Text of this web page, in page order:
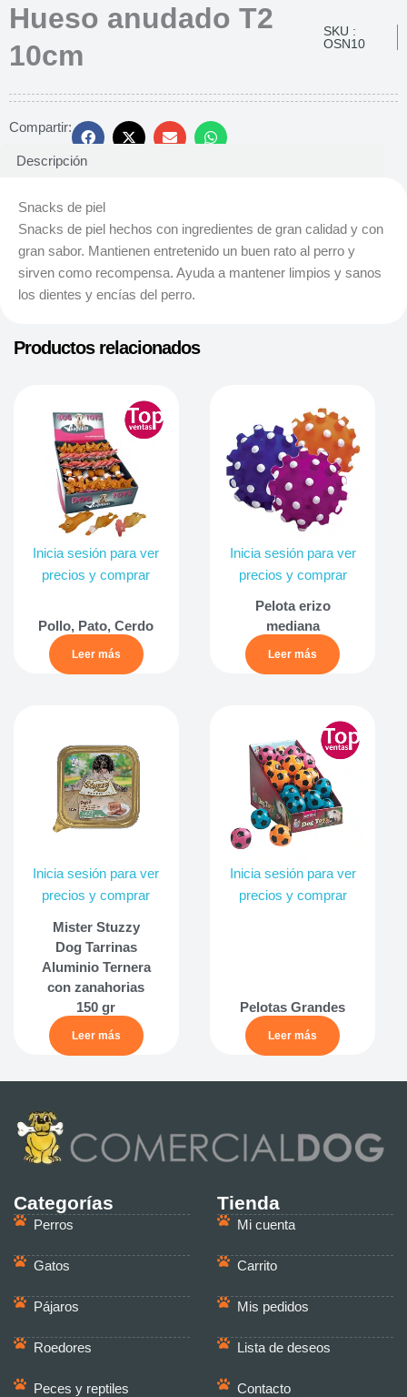
Hueso anudado T2
10cm
SKU :
OSN10
Compartir:
Descripción
Snacks de piel
Snacks de piel hechos con ingredientes de gran calidad y con
gran sabor. Mantienen entretenido un buen rato al perro y
sirven como recompensa. Ayuda a mantener limpios y sanos
los dientes y encías del perro.
Productos relacionados
Inicia sesión para ver
precios y comprar
Pollo, Pato, Cerdo
Leer más
Inicia sesión para ver
precios y comprar
Pelota erizo
mediana
Leer más
Inicia sesión para ver
precios y comprar
Mister Stuzzy
Dog Tarrinas
Aluminio Ternera
con zanahorias
150 gr
Leer más
Inicia sesión para ver
precios y comprar
Pelotas Grandes
Leer más
Categorías
Perros
Gatos
Pájaros
Roedores
Peces y reptiles
Tienda
Mi cuenta
Carrito
Mis pedidos
Lista de deseos
Contacto